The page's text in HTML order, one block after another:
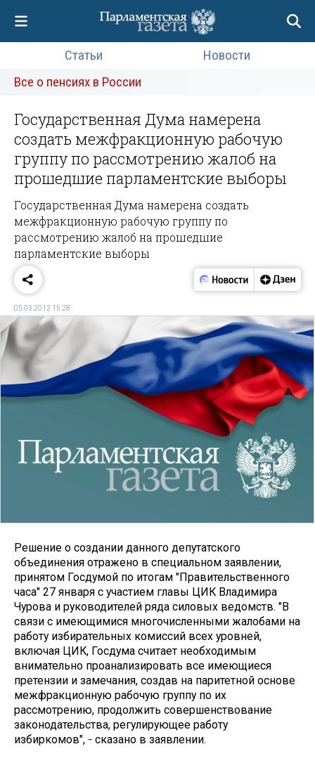
Статьи
Новости
Все о пенсиях в России
Государственная Дума намерена
создать межфракционную рабочую
группу по рассмотрению жалоб на
прошедшие парламентские выборы
Государственная Дума намерена создать
межфракционную рабочую группу по
рассмотрению жалоб на прошедшие
парламентские выборы
05.03.2012 15:28
Решение о создании данного депутатского
объединения отражено в специальном заявлении,
принятом Госдумой по итогам "Правительственного
часа" 27 января с участием главы ЦИК Владимира
Чурова и руководителей ряда силовых ведомств. "В
связи с имеющимися многочисленными жалобами на
работу избирательных комиссий всех уровней,
включая ЦИК, Госдума считает необходимым
внимательно проанализировать все имеющиеся
претензии и замечания, создав на паритетной основе
межфракционную рабочую группу по их
рассмотрению, продолжить совершенствование
законодательства, регулирующее работу
избиркомов", - сказано в заявлении.